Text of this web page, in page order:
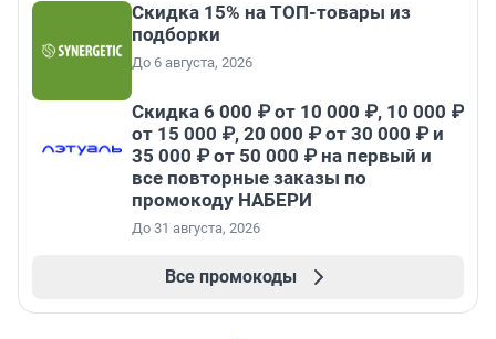
Скидка 15% на ТОП-товары из
подборки
До 6 августа, 2026
Скидка 6 000 ₽ от 10 000 ₽, 10 000 ₽
от 15 000 ₽, 20 000 ₽ от 30 000 ₽ и
35 000 ₽ от 50 000 ₽ на первый и
все повторные заказы по
промокоду НАБЕРИ
До 31 августа, 2026
Все промокоды